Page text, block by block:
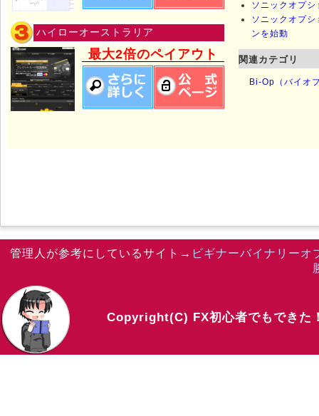
ハイローオーストラリア
最大2倍のペイアウト
ソニックオプ
ソニックオプ
ンを始動
関連カテゴリ
Bi-Op（バイオ
管理人が参考にしているサイト→ ビギナーバイナリーオ
Copyright(C) FX初心者でもできた